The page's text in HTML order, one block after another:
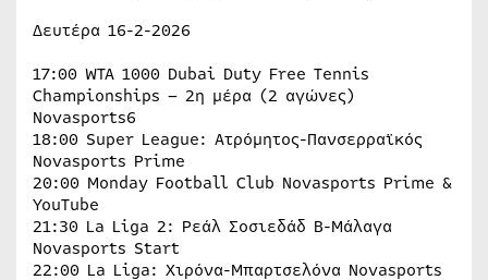
Δευτέρα 16-2-2026
17:00 WTA 1000 Dubai Duty Free Tennis
Championships – 2η μέρα (2 αγώνες)
Novasports6
18:00 Super League: Ατρόμητος-Πανσερραϊκός
Novasports Prime
20:00 Monday Football Club Novasports Prime &
YouTube
21:30 La Liga 2: Ρεάλ Σοσιεδάδ Β-Μάλαγα
Novasports Start
22:00 La Liga: Χιρόνα-Μπαρτσελόνα Novasports